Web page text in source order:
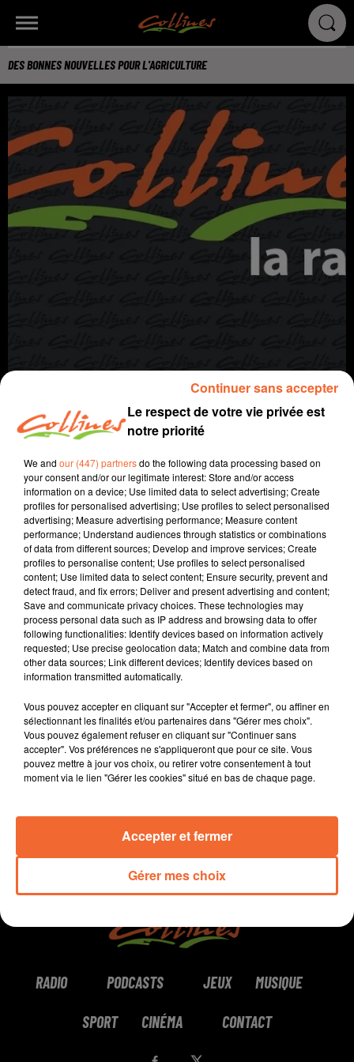
DES BONNES NOUVELLES POUR L'AGRICULTURE
agriculture autre regard
31 mars 2022 - 6 min 13 sec
DES BONNES NOUVELLES POUR L'AGRICULTURE
Jacqueline Pinon
A travers champs
Avec Ludo et Jacqueline, COLLINES porte un regard
différent sur l'agriculture chaque semaine le jeudi à
7h40 et le dimanche à 9h30.
0:00 6 min 13 sec
RADIO PODCASTS JEUX MUSIQUE
SPORT CINÉMA CONTACT
Le respect de votre vie privée est
notre priorité
We and our (447) partnersdo the following data processing based on
your consent and/or our legitimate interest: Store and/or access
information on a device; Use limited data to select advertising; Create
profiles for personalised advertising; Use profiles to select personalised
advertising; Measure advertising performance; Measure content
performance; Understand audiences through statistics or combinations
of data from different sources; Develop and improve services; Create
profiles to personalise content; Use profiles to select personalised
content; Use limited data to select content; Ensure security, prevent and
detect fraud, and fix errors; Deliver and present advertising and content;
Save and communicate privacy choices. These technologies may
process personal data such as IP address and browsing data to offer
following functionalities: Identify devices based on information actively
requested; Use precise geolocation data; Match and combine data from
other data sources; Link different devices; Identify devices based on
information transmitted automatically.
Vous pouvez accepter en cliquant sur "Accepter et fermer", ou affiner en
sélectionnant les finalités et/ou partenaires dans "Gérer mes choix".
Vous pouvez également refuser en cliquant sur "Continuer sans
accepter". Vos préférences ne s'appliqueront que pour ce site. Vous
pouvez mettre à jour vos choix, ou retirer votre consentement à tout
moment via le lien "Gérer les cookies" situé en bas de chaque page.
Gérer mes choix
Accepter et fermer
Continuer sans accepter